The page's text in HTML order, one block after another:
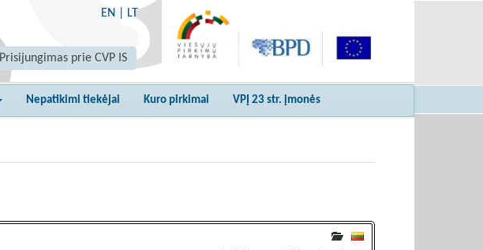
EN LT
Prisijungimas prie CVP IS
Nepatikimi tiekėjai Kuro pirkimai VPĮ 23 str. įmonės